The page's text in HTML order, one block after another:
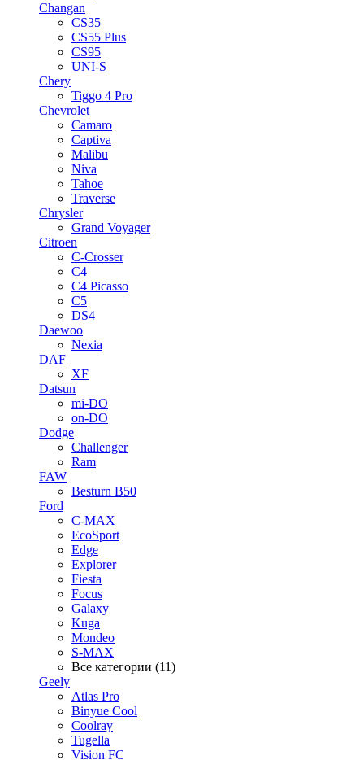
Changan
CS35
CS55 Plus
CS95
UNI-S
Chery
Tiggo 4 Pro
Chevrolet
Camaro
Captiva
Malibu
Niva
Tahoe
Traverse
Chrysler
Grand Voyager
Citroen
C-Crosser
C4
C4 Picasso
C5
DS4
Daewoo
Nexia
DAF
XF
Datsun
mi-DO
on-DO
Dodge
Challenger
Ram
FAW
Besturn B50
Ford
C-MAX
EcoSport
Edge
Explorer
Fiesta
Focus
Galaxy
Kuga
Mondeo
S-MAX
Все категории (11)
Geely
Atlas Pro
Binyue Cool
Coolray
Tugella
Vision FC